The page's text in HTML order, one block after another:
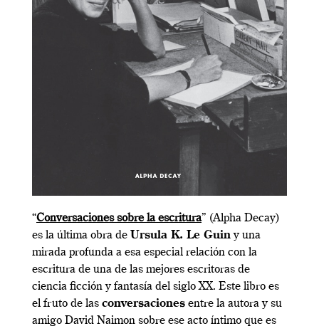
“Conversaciones sobre la escritura” (Alpha Decay)
es la última obra de Ursula K. Le Guiny una
mirada profunda a esa especial relación con la
escritura de una de las mejores escritoras de
ciencia ficción y fantasía del siglo XX. Este libro es
el fruto de las conversaciones entre la autora y su
amigo David Naimon sobre ese acto íntimo que es